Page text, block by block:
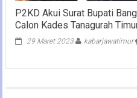
P2KD Akui Surat Bupati
Calon Kades Tanagurah
29 Maret 2023 kabarjawatimur